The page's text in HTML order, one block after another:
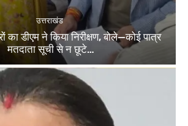
उत्तराखंड
का डीएम ने किया निरीक्षण, बोले—कोई पात्र
मतदाता सूची से न छूटे…